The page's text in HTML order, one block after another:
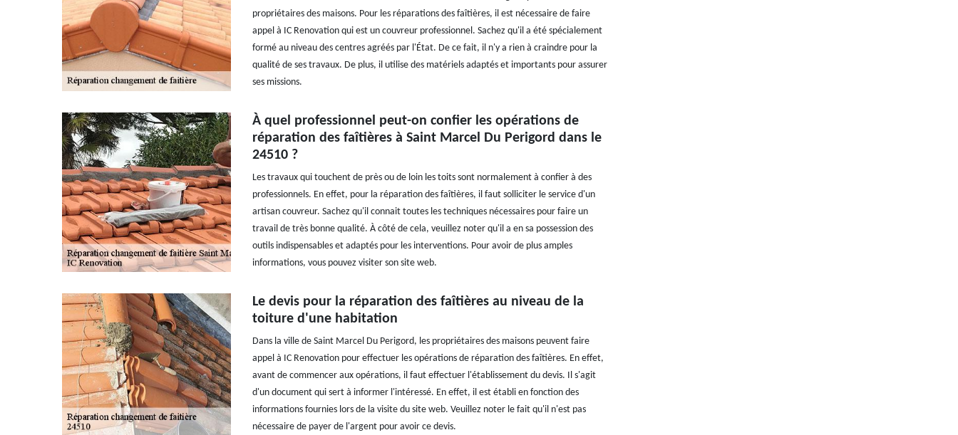
propriétaires des maisons. Pour les réparations des faîtières, il est nécessaire de faire
appel à IC Renovation qui est un couvreur professionnel. Sachez qu'il a été spécialement
formé au niveau des centres agréés par l'État. De ce fait, il n'y a rien à craindre pour la
qualité de ses travaux. De plus, il utilise des matériels adaptés et importants pour assurer
ses missions.
À quel professionnel peut-on confier les opérations de
réparation des faîtières à Saint Marcel Du Perigord dans le
24510 ?
Les travaux qui touchent de près ou de loin les toits sont normalement à confier à des
professionnels. En effet, pour la réparation des faîtières, il faut solliciter le service d'un
artisan couvreur. Sachez qu'il connait toutes les techniques nécessaires pour faire un
travail de très bonne qualité. À côté de cela, veuillez noter qu'il a en sa possession des
outils indispensables et adaptés pour les interventions. Pour avoir de plus amples
informations, vous pouvez visiter son site web.
Le devis pour la réparation des faîtières au niveau de la
toiture d'une habitation
Dans la ville de Saint Marcel Du Perigord, les propriétaires des maisons peuvent faire
appel à IC Renovation pour effectuer les opérations de réparation des faîtières. En effet,
avant de commencer aux opérations, il faut effectuer l'établissement du devis. Il s'agit
d'un document qui sert à informer l'intéressé. En effet, il est établi en fonction des
informations fournies lors de la visite du site web. Veuillez noter le fait qu'il n'est pas
nécessaire de payer de l'argent pour avoir ce devis.